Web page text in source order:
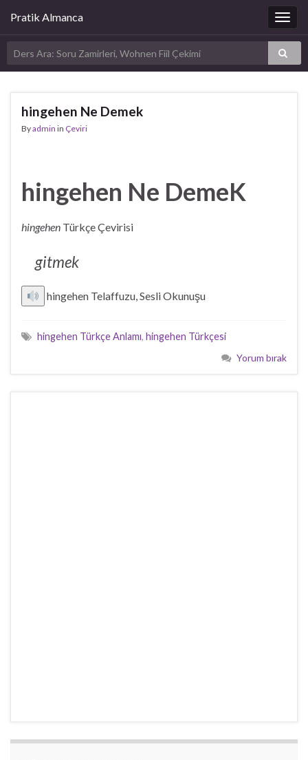
Pratik Almanca
hingehen Ne Demek
Byadmin in Çeviri
hingehen Ne DemeK
hingehen Türkçe Çevirisi
gitmek
hingehen Telaffuzu, Sesli Okunuşu
hingehen Türkçe Anlamı, hingehen Türkçesi
Yorum bırak